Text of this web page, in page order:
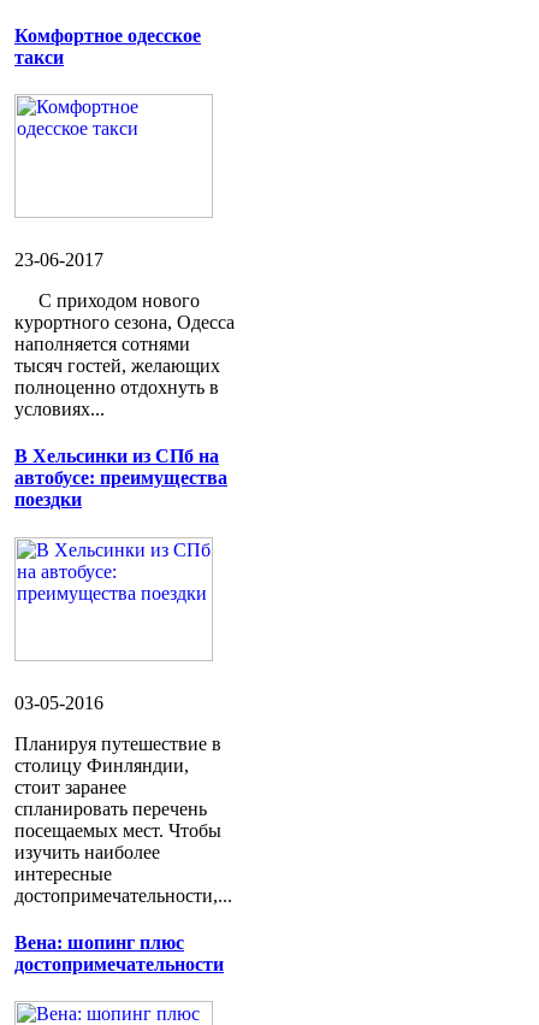
Комфортное одесское
такси
23-06-2017
С приходом нового
курортного сезона, Одесса
наполняется сотнями
тысяч гостей, желающих
полноценно отдохнуть в
условиях...
В Хельсинки из СПб на
автобусе: преимущества
поездки
03-05-2016
Планируя путешествие в
столицу Финляндии,
стоит заранее
спланировать перечень
посещаемых мест. Чтобы
изучить наиболее
интересные
достопримечательности,...
Вена: шопинг плюс
достопримечательности